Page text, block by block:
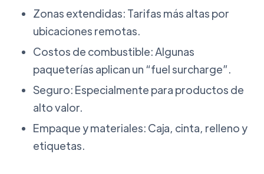
Zonas extendidas: Tarifas más altas por
ubicaciones remotas.
Costos de combustible: Algunas
paqueterías aplican un “fuel surcharge”.
Seguro: Especialmente para productos de
alto valor.
Empaque y materiales: Caja, cinta, relleno y
etiquetas.